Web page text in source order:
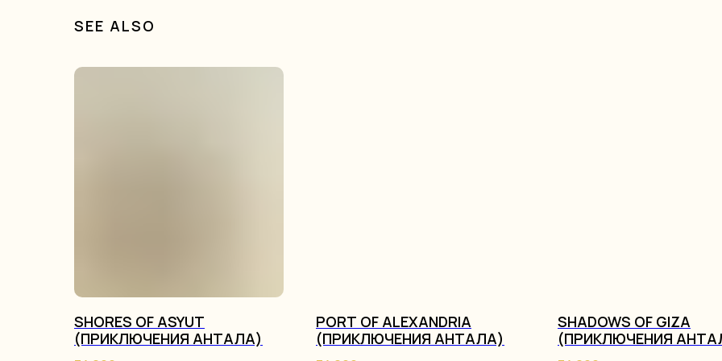
SEE ALSO
SHORES OF ASYUT
(ПРИКЛЮЧЕНИЯ АНТАЛА)
PORT OF ALEXANDRIA
(ПРИКЛЮЧЕНИЯ АНТАЛА)
SHADOWS OF GIZA
(ПРИКЛЮЧЕНИЯ